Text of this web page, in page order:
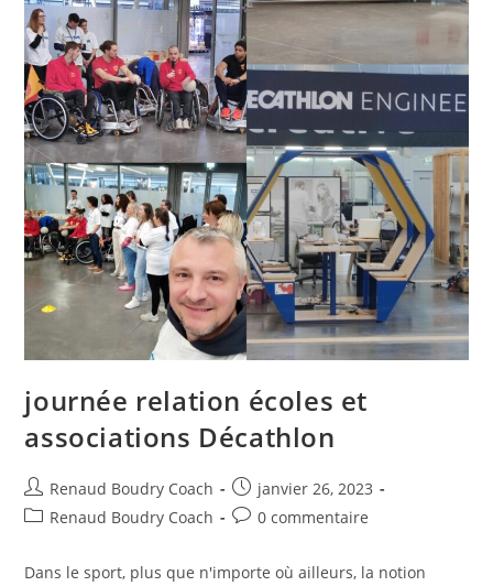
journée relation écoles et
associations Décathlon
Renaud Boudry Coach
janvier 26, 2023
Renaud Boudry Coach
0 commentaire
Dans le sport, plus que n'importe où ailleurs, la notion